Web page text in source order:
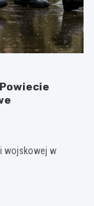
wojskowej w